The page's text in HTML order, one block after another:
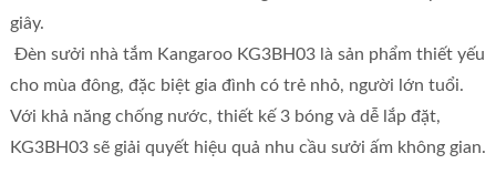
giây.
Đèn sưởi nhà tắm Kangaroo KG3BH03 là sản phẩm thiết yếu
cho mùa đông, đặc biệt gia đình có trẻ nhỏ, người lớn tuổi.
Với khả năng chống nước, thiết kế 3 bóng và dễ lắp đặt,
KG3BH03 sẽ giải quyết hiệu quả nhu cầu sưởi ấm không gian.